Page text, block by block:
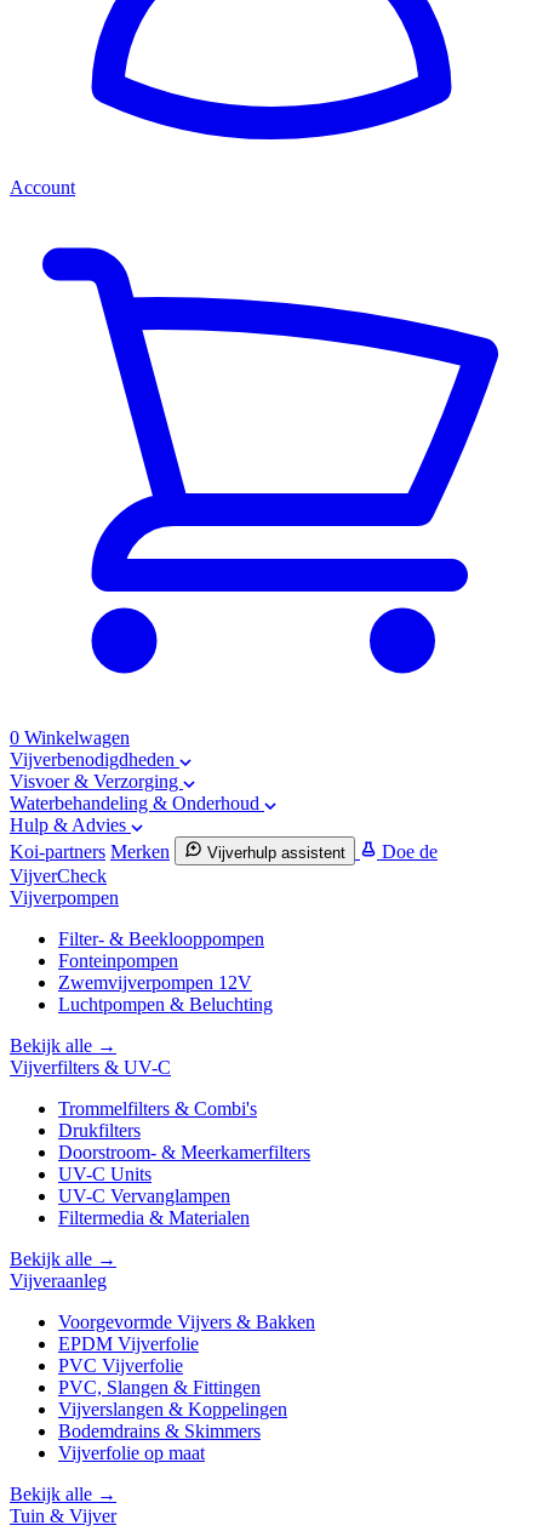
Account
0 Winkelwagen
Vijverbenodigdheden
Visvoer & Verzorging
Waterbehandeling & Onderhoud
Hulp & Advies
Koi-partners Merken Vijverhulp assistent
Doe de
VijverCheck
Vijverpompen
Filter- & Beeklooppompen
Fonteinpompen
Zwemvijverpompen 12V
Luchtpompen & Beluchting
Bekijk alle →
Vijverfilters & UV-C
Trommelfilters & Combi's
Drukfilters
Doorstroom- & Meerkamerfilters
UV-C Units
UV-C Vervanglampen
Filtermedia & Materialen
Bekijk alle →
Vijveraanleg
Voorgevormde Vijvers & Bakken
EPDM Vijverfolie
PVC Vijverfolie
PVC, Slangen & Fittingen
Vijverslangen & Koppelingen
Bodemdrains & Skimmers
Vijverfolie op maat
Bekijk alle →
Tuin & Vijver